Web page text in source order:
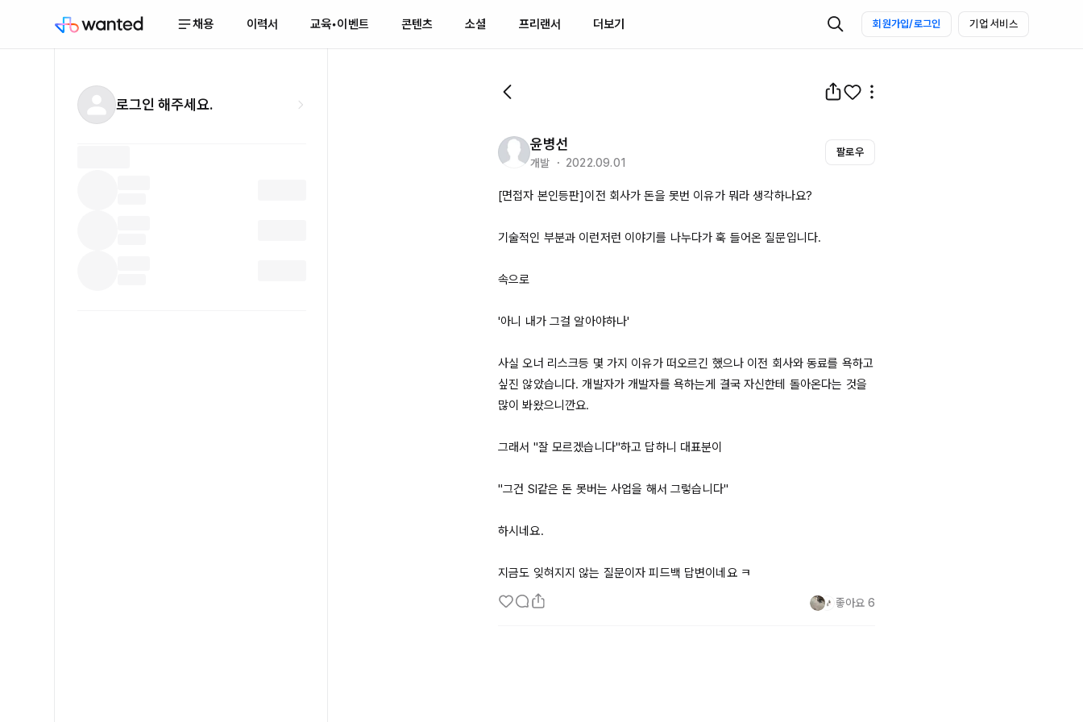
채용 이력서 교육•이벤트 콘텐츠 소셜 프리랜서 더보기 회원가입/로그인 기업 서비스
로그인 해주세요.
윤병선
개발 ・ 2022.09.01
팔로우
[면접자 본인등판]이전 회사가 돈을 못번 이유가 뭐라 생각하나요?
기술적인 부분과 이런저런 이야기를 나누다가 훅 들어온 질문입니다.
속으로
'아니 내가 그걸 알아야하나'
사실 오너 리스크등 몇 가지 이유가 떠오르긴 했으나 이전 회사와 동료를 욕하고
싶진 않았습니다. 개발자가 개발자를 욕하는게 결국 자신한테 돌아온다는 것을
많이 봐왔으니깐요.
그래서 "잘 모르겠습니다"하고 답하니 대표분이
"그건 SI같은 돈 못버는 사업을 해서 그렇습니다"
하시네요.
지금도 잊혀지지 않는 질문이자 피드백 답변이네요 ㅋ
좋아요 6